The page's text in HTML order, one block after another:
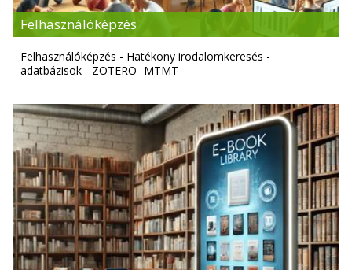
Felhasználóképzés
Felhasználóképzés - Hatékony irodalomkeresés -
adatbázisok - ZOTERO- MTMT